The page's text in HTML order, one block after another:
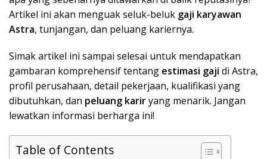
Artikel ini akan menguak seluk-beluk gaji karyawan
Astra, tunjangan, dan peluang kariernya.
Simak artikel ini sampai selesai untuk mendapatkan
gambaran komprehensif tentang estimasi gaji di Astra,
profil perusahaan, detail pekerjaan, kualifikasi yang
dibutuhkan, dan peluang kariryang menarik. Jangan
lewatkan informasi berharga ini!
Table of Contents